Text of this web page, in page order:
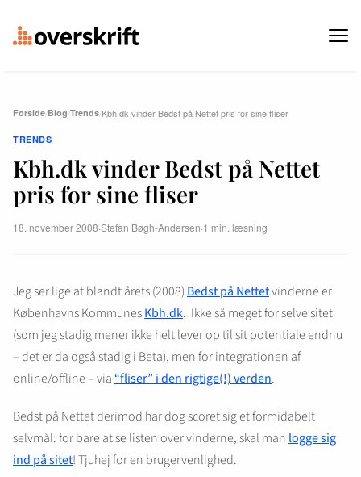
Forside/Blog/Trends/Kbh.dk vinder Bedst på Nettet pris for sine fliser
TRENDS
Kbh.dk vinder Bedst på Nettet
pris for sine fliser
18. november 2008·Stefan Bøgh-Andersen·1 min. læsning
Jeg ser lige at blandt årets (2008) Bedst på Nettetvinderne er
Københavns KommunesKbh.dk. Ikke så meget for selve sitet
(som jeg stadig mener ikke helt lever op til sit potentiale endnu
– det er da også stadig i Beta), men for integrationen af
online/offline – via “fliser” i den rigtige(!) verden.
Bedst på Nettet derimod har dog scoret sig et formidabelt
selvmål: for bare at se listen over vinderne, skal man logge sig
ind på sitet! Tjuhej for en brugervenlighed.